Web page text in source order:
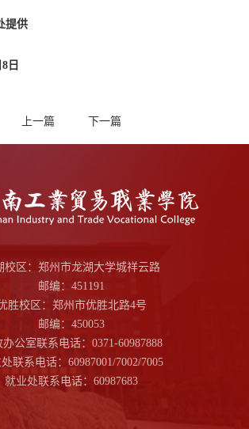
供
上一篇 下一篇
校区：郑州市龙湖大学城祥云路
邮编：451191
胜校区：郑州市优胜北路4号
邮编：450053
办公室联系电话：0371-60987888
联系电话：60987001/7002/7005
就业处联系电话：60987683